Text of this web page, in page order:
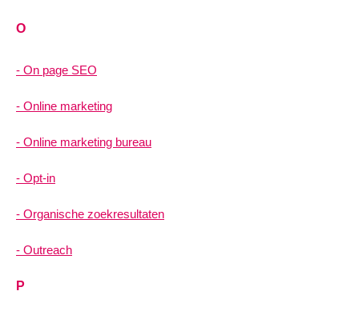
O
On page SEO
Online marketing
Online marketing bureau
Opt-in
Organische zoekresultaten
Outreach
P